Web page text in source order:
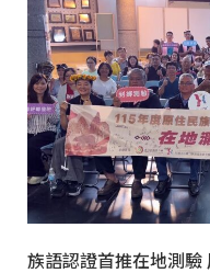
族語認證首推在地測驗